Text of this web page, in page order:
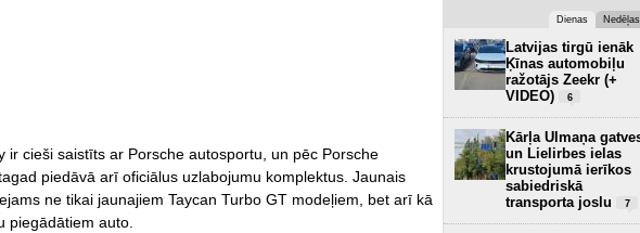
ir cieši saistīts ar Porsche autosportu, un pēc Porsche
piedāvā arī oficiālus uzlabojumu komplektus. Jaunais
ne tikai jaunajiem Taycan Turbo GT modeļiem, bet arī kā
piegādātiem auto.
Dienas Nedēļas
Latvijas tirgū ienāk
Ķīnas automobiļu
ražotājs Zeekr (+
VIDEO)
6
Kārļa Ulmaņa
un Lielirbes ielas
krustojumā ierīkos
sabiedriskā
transporta joslu
7